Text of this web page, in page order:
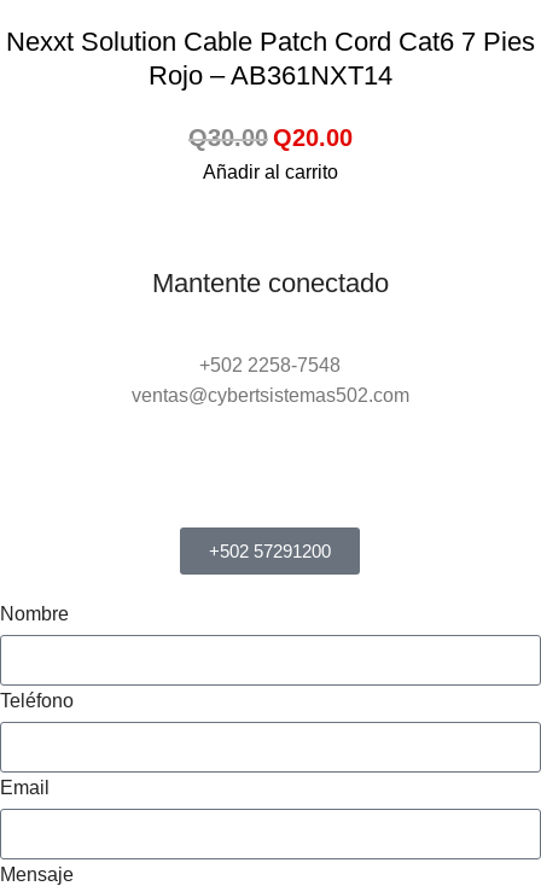
Nexxt Solution Cable Patch Cord Cat6 7 Pies
Rojo – AB361NXT14
Q30.00Q20.00
Añadir al carrito
Mantente conectado
+502 2258-7548
ventas@cybertsistemas502.com
+502 57291200
Nombre
Teléfono
Email
Mensaje